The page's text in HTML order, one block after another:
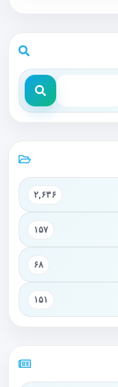
۲,۶۳۶
۱۵۷
۶۸
۱۵۱